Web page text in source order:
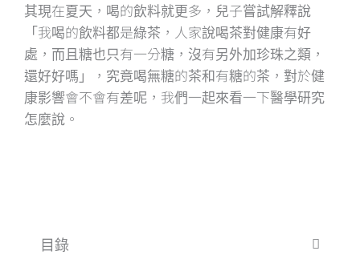
其現在夏天，喝的飲料就更多，兒子嘗試解釋說
「我喝的飲料都是綠茶，人家說喝茶對健康有好
處，而且糖也只有一分糖，沒有另外加珍珠之類，
還好好嗎」，究竟喝無糖的茶和有糖的茶，對於健
康影響會不會有差呢，我們一起來看一下醫學研究
怎麼說。
目錄